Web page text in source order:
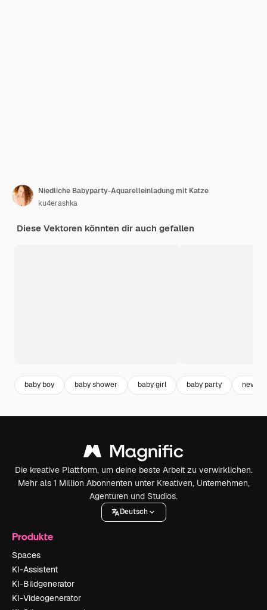
Niedliche Babyparty-Aquarelleinladung mit Katze
ku4erashka
Diese Vektoren könnten dir auch gefallen
baby boy baby shower baby girl baby party
Die kreative Plattform, um deine beste Arbeit zu verwirklichen.
Mehr als 1 Million Abonnenten unter Kreativen, Unternehmen,
Agenturen und Studios.
Deutsch
Produkte
Spaces
KI-Assistent
KI-Bildgenerator
KI-Videogenerator